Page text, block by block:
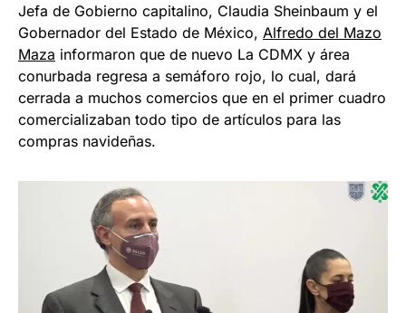
Jefa de Gobierno capitalino, Claudia Sheinbaum y el
Gobernador del Estado de México, Alfredo del Mazo
Maza informaron que de nuevo La CDMX y área
conurbada regresa a semáforo rojo, lo cual, dará
cerrada a muchos comercios que en el primer cuadro
comercializaban todo tipo de artículos para las
compras navideñas.